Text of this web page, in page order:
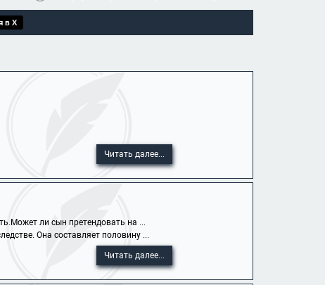
в X
Читать далее...
ли сын претендовать на ...
Она составляет половину ...
Читать далее...